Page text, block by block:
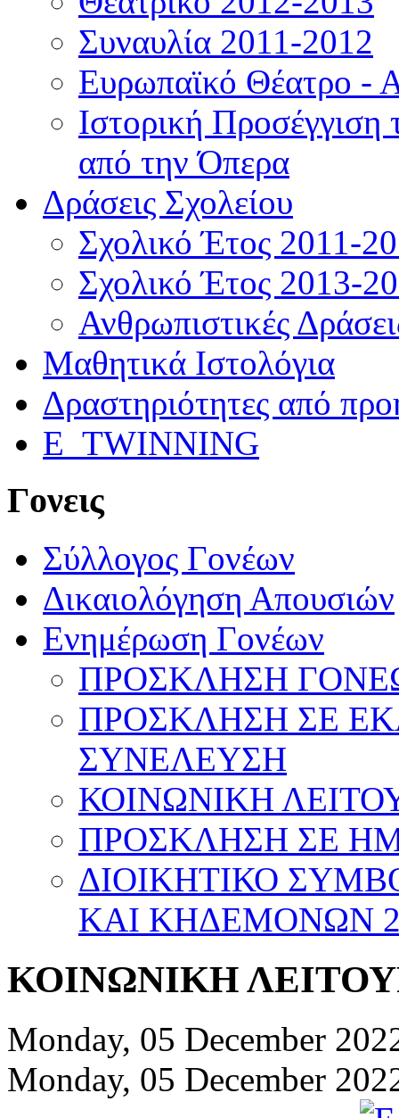
Συναυλία 2011-2012
Ευρωπαϊκό Θέατρο -
Ιστορική
από την Όπερα
Δράσεις Σχολείου
Σχολικό Έτος 2011-
Σχολικό Έτος 2013-
Ανθρωπιστικές
Μαθητικά Ιστολόγια
Δραστηριότητες από
E_TWINNING
Γονεις
Σύλλογος Γονέων
Δικαιολόγηση Απουσιών
Ενημέρωση Γονέων
ΠΡΟΣΚΛΗΣΗ
ΠΡΟΣΚΛΗΣΗ ΣΕ
ΣΥΝΕΛΕΥΣΗ
ΚΟΙΝΩΝΙΚΗ
ΠΡΟΣΚΛΗΣΗ ΣΕ
ΔΙΟΙΚΗΤΙΚΟ
ΚΑΙ ΚΗΔΕΜΟΝΩΝ
ΚΟΙΝΩΝΙΚΗ
Monday, 05 December
Monday, 05 December